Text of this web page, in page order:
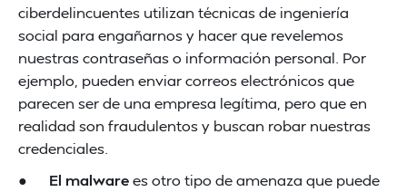
ciberdelincuentes utilizan técnicas de ingeniería
social para engañarnos y hacer que revelemos
nuestras contraseñas o información personal. Por
ejemplo, pueden enviar correos electrónicos que
parecen ser de una empresa legítima, pero que en
realidad son fraudulentos y buscan robar nuestras
credenciales.
● El malwarees otro tipo de amenaza que puede